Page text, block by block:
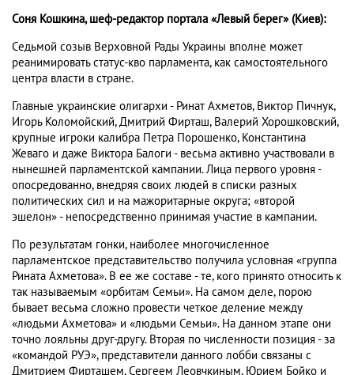
Соня Кошкина, шеф-редактор портала «Левый берег» (Киев):
Седьмой созыв Верховной Рады Украины вполне может
реанимировать статус-кво парламента, как самостоятельного
центра власти в стране.
Главные украинские олигархи - Ринат Ахметов, Виктор Пичнук,
Игорь Коломойский, Дмитрий Фирташ, Валерий Хорошковский,
крупные игроки калибра Петра Порошенко, Константина
Жеваго и даже Виктора Балоги - весьма активно участвовали в
нынешней парламентской кампании. Лица первого уровня -
опосредованно, внедряя своих людей в списки разных
политических сил и на мажоритарные округа; «второй
эшелон» - непосредственно принимая участие в кампании.
По результатам гонки, наиболее многочисленное
парламентское представительство получила условная «группа
Рината Ахметова». В ее же составе - те, кого принято относить к
так называемым «орбитам Семьи». На самом деле, порою
бывает весьма сложно провести четкое деление между
«людьми Ахметова» и «людьми Семьи». На данном этапе они
точно лояльны друг-другу. Вторая по численности позиция - за
«командой РУЭ», представители данного лобби связаны с
Дмитрием Фирташем, Сергеем Леовчкиным, Юрием Бойко и